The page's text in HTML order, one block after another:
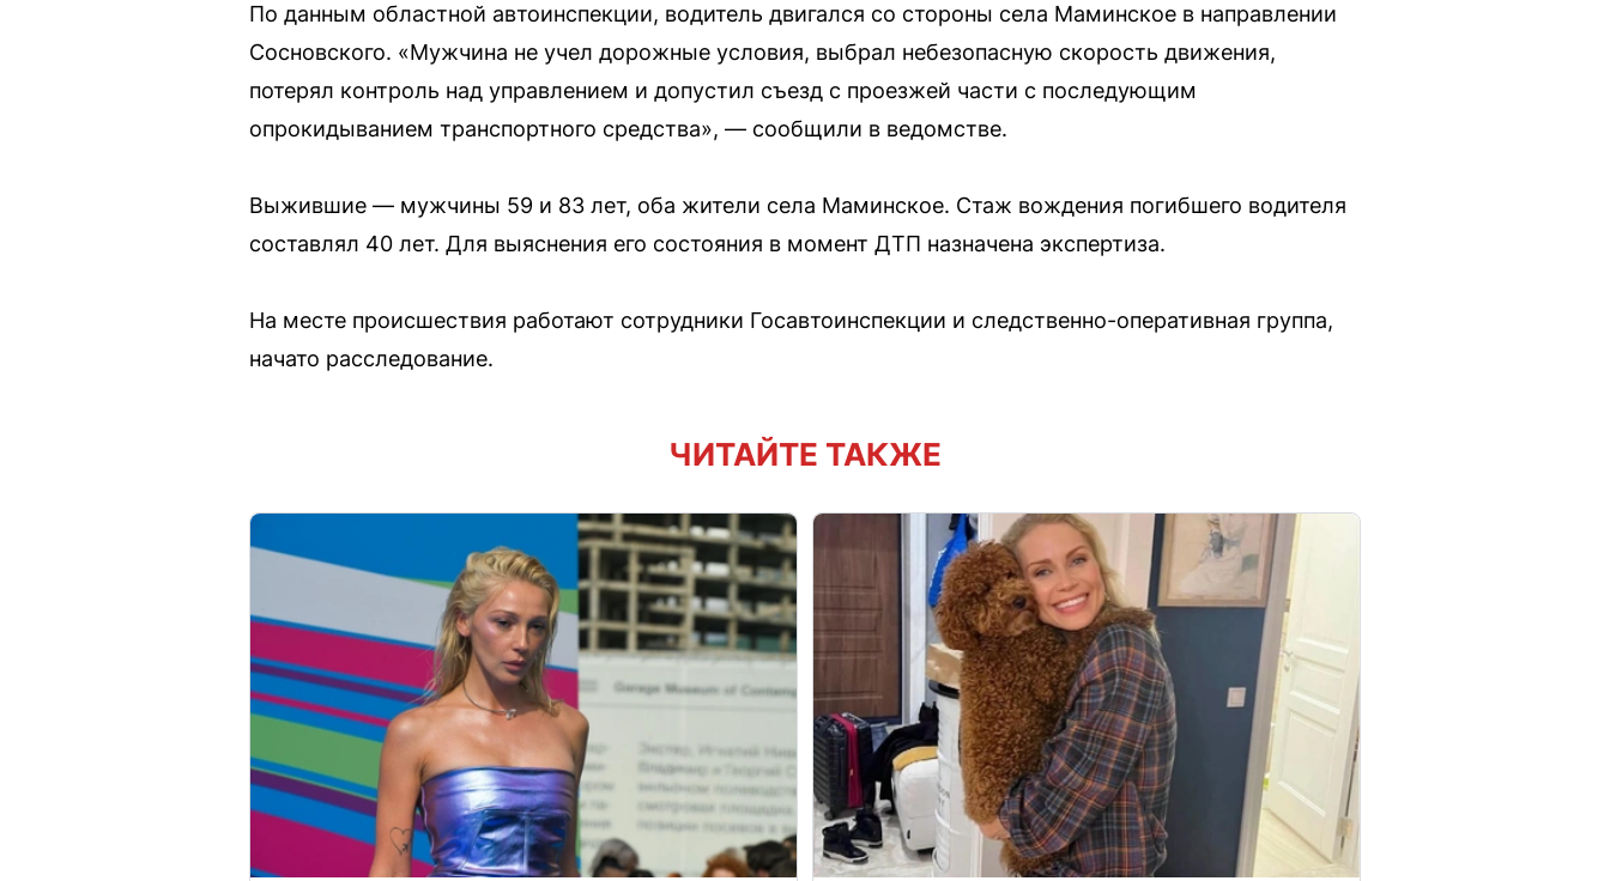
По данным областной автоинспекции, водитель двигался со стороны села Маминское в направлении
Сосновского. «Мужчина не учел дорожные условия, выбрал небезопасную скорость движения,
потерял контроль над управлением и допустил съезд с проезжей части с последующим
опрокидыванием транспортного средства», — сообщили в ведомстве.
Выжившие — мужчины 59 и 83 лет, оба жители села Маминское. Стаж вождения погибшего водителя
составлял 40 лет. Для выяснения его состояния в момент ДТП назначена экспертиза.
На месте происшествия работают сотрудники Госавтоинспекции и следственно-оперативная группа,
начато расследование.
ЧИТАЙТЕ ТАКЖЕ